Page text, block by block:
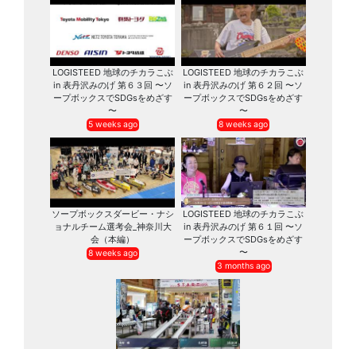
LOGISTEED 地球のチカラこぶ
in 表丹沢みのげ 第６３回 〜ソ
ープボックスでSDGsをめざす
〜
5 weeks ago
LOGISTEED 地球のチカラこぶ
in 表丹沢みのげ 第６２回 〜ソ
ープボックスでSDGsをめざす
〜
8 weeks ago
ソープボックスダービー・ナシ
ョナルチーム選考会_神奈川大
会（本編）
8 weeks ago
LOGISTEED 地球のチカラこぶ
in 表丹沢みのげ 第６１回 〜ソ
ープボックスでSDGsをめざす
〜
3 months ago